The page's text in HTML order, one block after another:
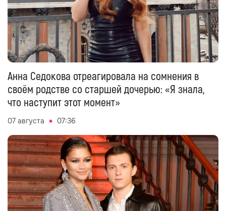
Анна Седокова отреагировала на сомнения в
своём родстве со старшей дочерью: «Я знала,
что наступит этот момент»
07 августа 07:36